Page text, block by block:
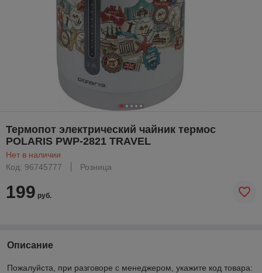
Термопот электрический чайник термос
POLARIS PWP-2821 TRAVEL
Нет в наличии
Код: 96745777
Розница
199 руб.
Описание
Пожалуйста, при разговоре с менеджером, укажите код товара: